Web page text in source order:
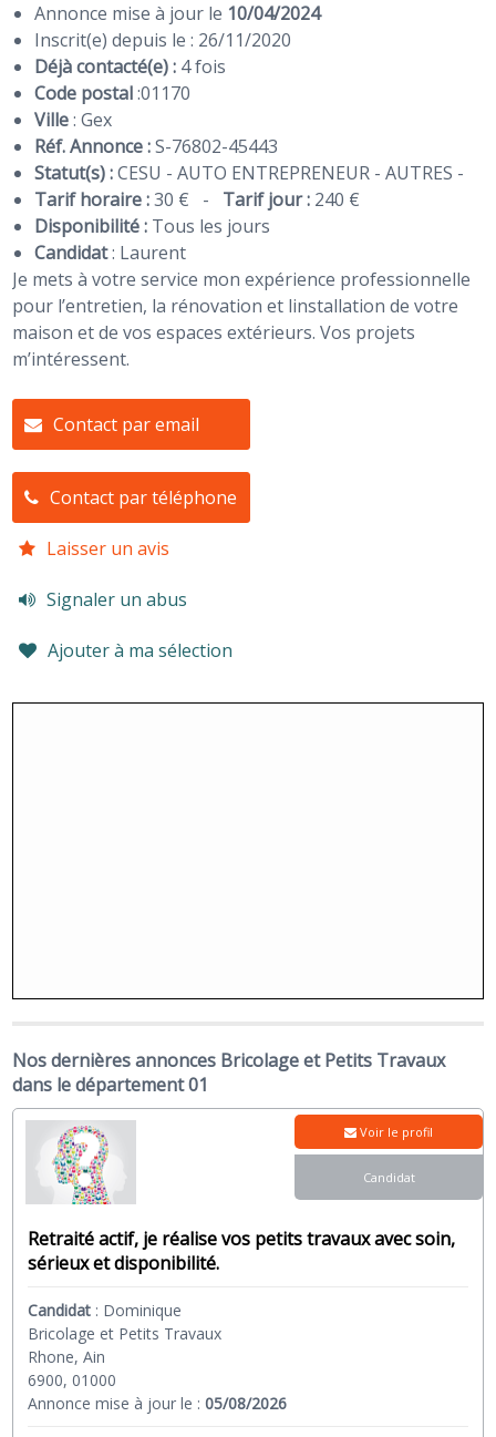
Annonce mise à jour le 10/04/2024
Inscrit(e) depuis le : 26/11/2020
Déjà contacté(e) : 4 fois
Code postal:01170
Ville: Gex
Réf. Annonce :S-76802-45443
Statut(s) :CESU - AUTO ENTREPRENEUR - AUTRES -
Tarif horaire :30 € - Tarif jour : 240 €
Disponibilité : Tous les jours
Candidat: Laurent
Je mets à votre service mon expérience professionnelle
pour l’entretien, la rénovation et linstallation de votre
maison et de vos espaces extérieurs. Vos projets
m’intéressent.
Contact par email
Contact par téléphone
Laisser un avis
Signaler un abus
Ajouter à ma sélection
Nos dernières annonces Bricolage et Petits Travaux
dans le département 01
Retraité actif, je réalise vos petits travaux avec soin,
sérieux et disponibilité.
Candidat : Dominique
Bricolage et Petits Travaux
Rhone, Ain
6900, 01000
Annonce mise à jour le :05/08/2026
Voir le profil
Candidat